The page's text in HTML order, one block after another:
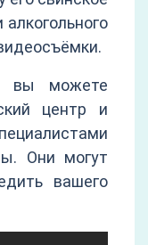
вы можете
центр и
Они могут
вашего